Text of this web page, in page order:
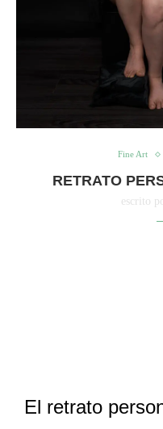
Fine Art
RETRATO
escrito
El retrato